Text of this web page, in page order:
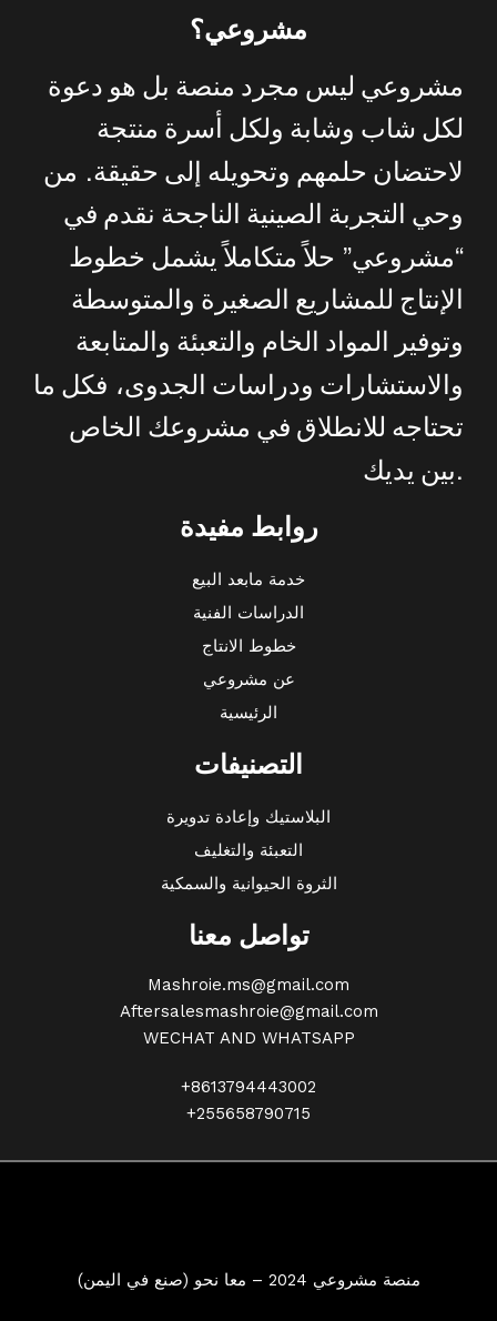
تواصل معنا
Mashroie.ms@gmail.com
Aftersalesmashroie@gmail.com
WECHAT AND WHATSAPP
+8613794443002
+255658790715
التصنيفات
البلاستيك وإعادة تدويرة
التعبئة والتغليف
الثروة الحيوانية والسمكية
روابط مفيدة
خدمة مابعد البيع
الدراسات الفنية
خطوط الانتاج
عن مشروعي
الرئيسية
مشروعي؟
مشروعي ليس مجرد منصة بل هو دعوة
لكل شاب وشابة ولكل أسرة منتجة
لاحتضان حلمهم وتحويله إلى حقيقة. من
وحي التجربة الصينية الناجحة نقدم في
“مشروعي” حلاً متكاملاً يشمل خطوط
الإنتاج للمشاريع الصغيرة والمتوسطة
وتوفير
المواد الخام والتعبئة والمتابعة
والاستشارات ودراسات الجدوى، فكل ما
تحتاجه للانطلاق في مشروعك الخاص
بين يديك .
منصة مشروعي 2024 – معا نحو (صنع في اليمن)